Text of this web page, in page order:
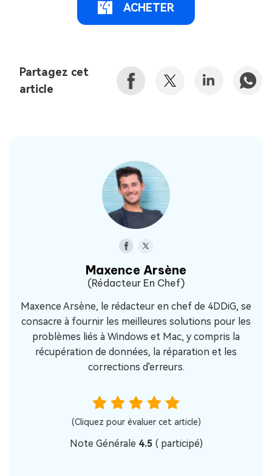
ACHETER
Partagez cet
article
Maxence Arsène
(Rédacteur En Chef)
Maxence Arsène, le rédacteur en chef de 4DDiG, se
consacre à fournir les meilleures solutions pour les
problèmes liés à Windows et Mac, y compris la
récupération de données, la réparation et les
corrections d'erreurs.
(Cliquez pour évaluer cet article)
Note Générale 4.5 (participé)